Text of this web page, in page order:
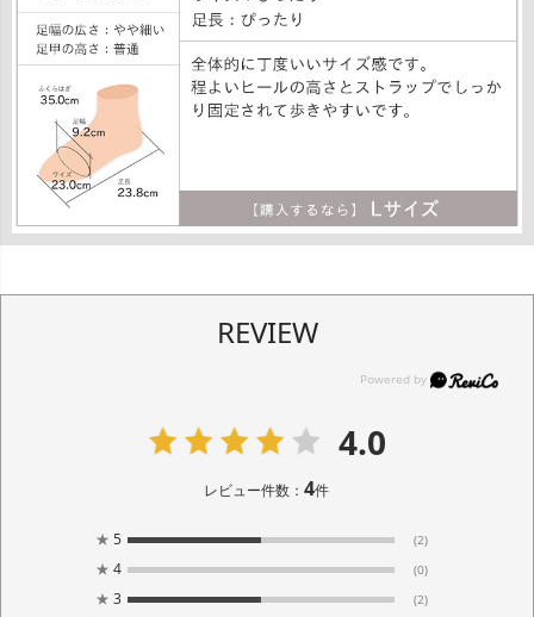
REVIEW
4.0
レビュー件数：4件
★ 5 (2)
★ 4 (0)
★ 3 (2)